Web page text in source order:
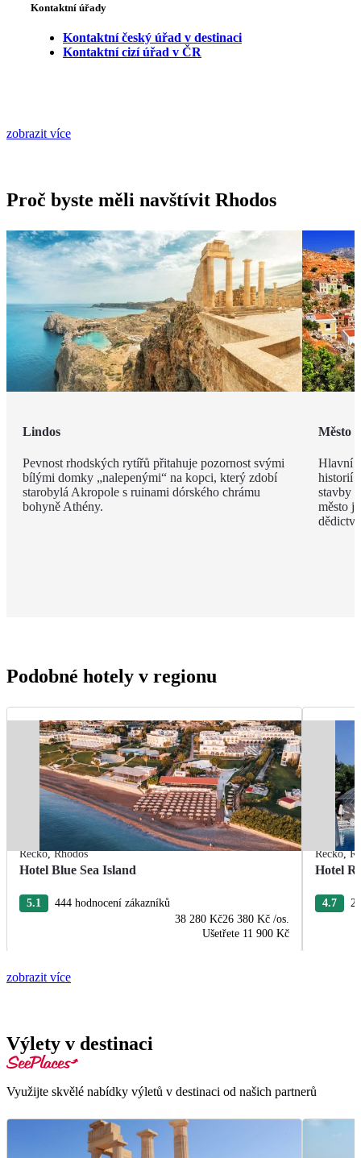
Kontaktní úřady
Kontaktní český úřad v destinaci
Kontaktní cizí úřad v ČR
zobrazit více
Proč byste měli navštívit Rhodos
Lindos
Pevnost rhodských rytířů přitahuje pozornost svými
bílými domky „nalepenými“ na kopci, který zdobí
starobylá Akropole s ruinami dórského chrámu
bohyně Athény.
Město
Hlavní
historií
stavby
město
Podobné hotely v regionu
Řecko,Rhodos
Hotel Blue Sea Island
5.1
444 hodnocení zákazníků
38 280 Kč26 380 Kč /os.
Ušetřete 11 900 Kč
Řecko,
Hotel
4.7
zobrazit více
Výlety v destinaci
Využijte skvělé nabídky výletů v destinaci od našich partnerů